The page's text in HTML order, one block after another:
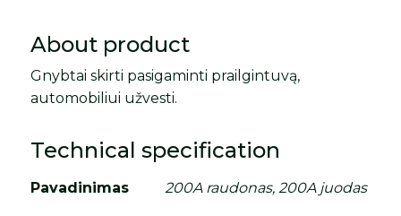
About product
Gnybtai skirti pasigaminti prailgintuvą,
automobiliui užvesti.
Technical specification
Pavadinimas 200A raudonas, 200A juodas